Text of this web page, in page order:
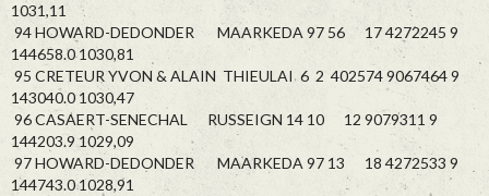
1031,11
94 HOWARD-DEDONDER MAARKEDA 97 56 17 4272245 9
144658.0 1030,81
95 CRETEUR YVON & ALAIN THIEULAI 6 2 402574 9067464 9
143040.0 1030,47
96 CASAERT-SENECHAL RUSSEIGN 14 10 12 9079311 9
144203.9 1029,09
97 HOWARD-DEDONDER MAARKEDA 97 13 18 4272533 9
144743.0 1028,91